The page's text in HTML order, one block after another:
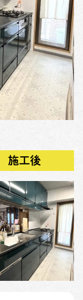
施工後